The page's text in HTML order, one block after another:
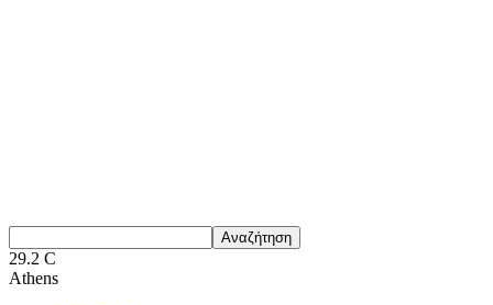
29.2 C
Athens